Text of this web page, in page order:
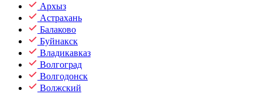
Архыз
Астрахань
Балаково
Буйнакск
Владикавказ
Волгоград
Волгодонск
Волжский